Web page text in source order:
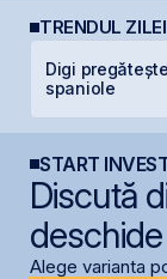
TRENDUL ZILEI
Digi
spaniole
START
Discută
Alege varianta